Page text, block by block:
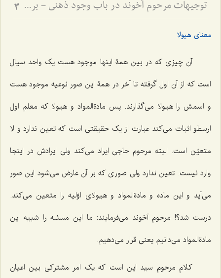
توجیهات مرحوم آخوند در باب وجود ذهنی - بررسی دیدگاه سید میرداماد و نقد نظریه انقلاب حقایق 3
معنای هیولا
آن چیزی که در بین همۀ اینها موجود هست یک واحد سیال
است که از آن اول گرفته تا آخر در همۀ این صور نوعیه موجود هست
و اسمش را هیولا می‌گذارند. پس مادةالمواد و هیولا که معلمِ اول
ارسطو اثبات می‌کند عبارت از یک حقیقتی است که تعین ندارد و لا
متعیّن است. البته مرحوم حاجی ایراد می‌کند ولی ایرادش در اینجا
وارد نیست. تعین ندارد ولی صوری که بر آن عارض می‌شود این صور
می‌آید و این ماده و مادةالمواد و هیولای اوّلیه را متعین می‌کند.
درست شد؟! مرحوم آخوند می‌فرمایند: ما این مسئله را شبیه این
مادةالمواد می‌دانیم یعنی قرار می‌دهیم.
کلام مرحوم سید این است که یک امر مشترکی بین اعیان